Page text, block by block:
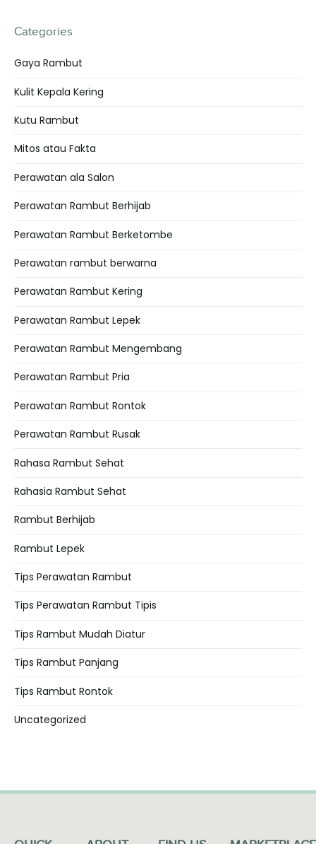
Categories
Gaya Rambut
Kulit Kepala Kering
Kutu Rambut
Mitos atau Fakta
Perawatan ala Salon
Perawatan Rambut Berhijab
Perawatan Rambut Berketombe
Perawatan rambut berwarna
Perawatan Rambut Kering
Perawatan Rambut Lepek
Perawatan Rambut Mengembang
Perawatan Rambut Pria
Perawatan Rambut Rontok
Perawatan Rambut Rusak
Rahasa Rambut Sehat
Rahasia Rambut Sehat
Rambut Berhijab
Rambut Lepek
Tips Perawatan Rambut
Tips Perawatan Rambut Tipis
Tips Rambut Mudah Diatur
Tips Rambut Panjang
Tips Rambut Rontok
Uncategorized